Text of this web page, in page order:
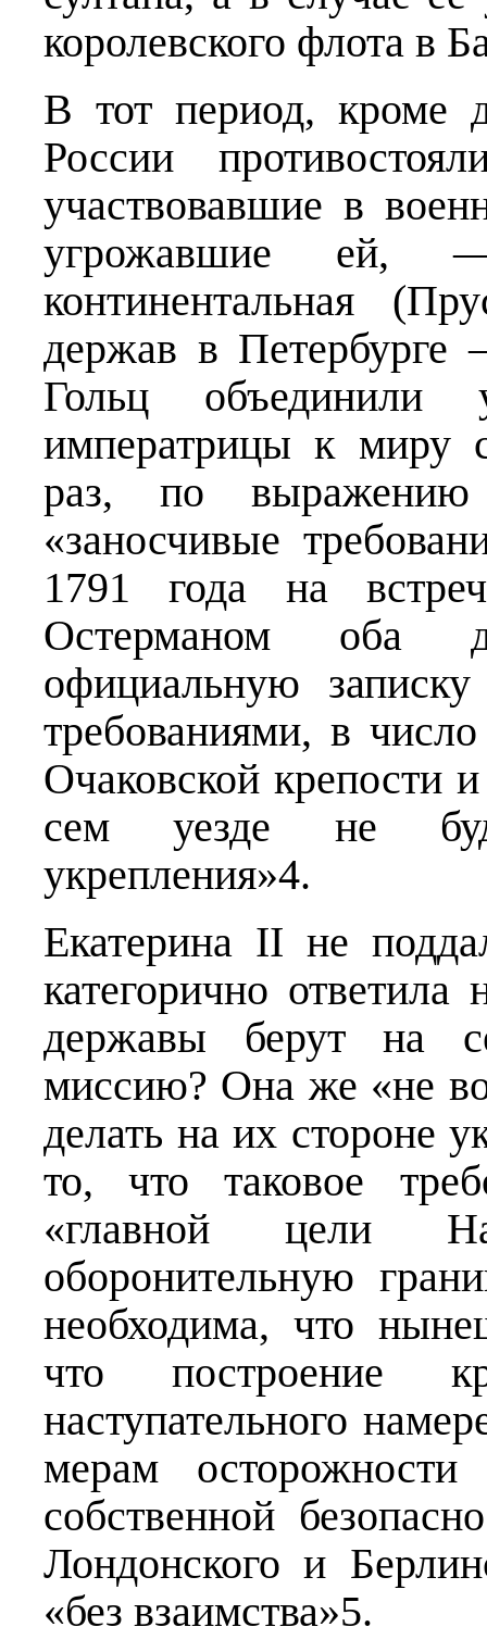
королевского флота в
В тот период, кроме
России
участвовавшие в
угрожавшие ей,
континентальная
держав в
Гольц объединили
императрицы к миру
раз, по
«заносчивые
1791 года на
Остерманом оба
официальную
требованиями, в
Очаковской крепости
сем уезде не
укрепления»4.
Екатерина II не
категорично ответила
державы берут на
миссию? Она же «не
делать на их стороне
то, что таковое
«главной цели
оборонительную
необходима, что
что построение
наступательного
мерам
собственной
Лондонского и
«без взаимства»5.